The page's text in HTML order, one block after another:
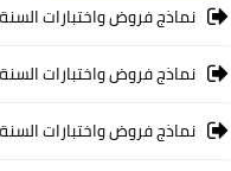
نماذج فروض واختبارات
نماذج فروض واختبارات السنة
نماذج فروض واختبارات السنة